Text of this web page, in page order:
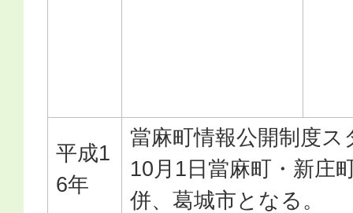
平成1
6年
當麻町情報公開制度ス
10月1日當麻町・新庄
併、葛城市となる。